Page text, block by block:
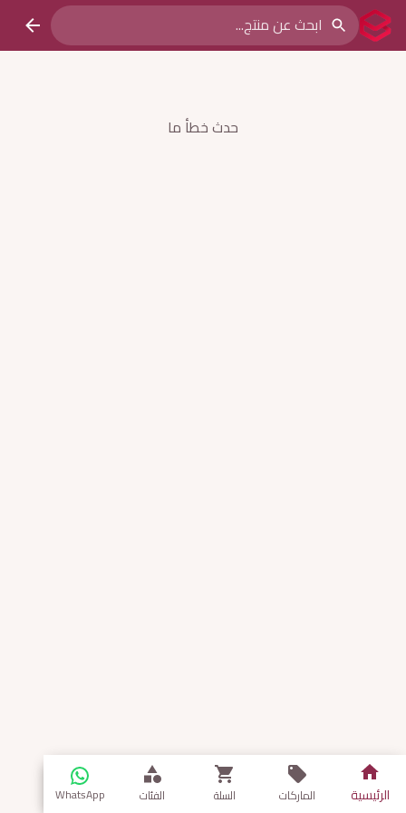
حدث خطأ ما
الرئيسية الماركات السلة الفئات WhatsApp